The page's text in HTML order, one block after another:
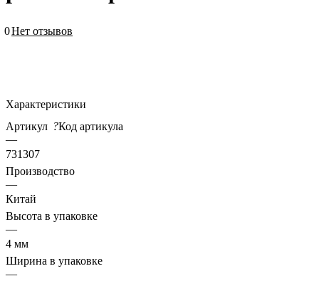
0Нет отзывов
Характеристики
Артикул ?Код артикула
—
731307
Производство
—
Китай
Высота в упаковке
—
4 мм
Ширина в упаковке
—